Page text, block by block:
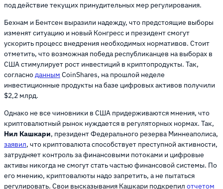
под действие текущих принудительных мер регулирования.
Бехнам и Бентсен выразили надежду, что предстоящие выборы
изменят ситуацию и новый Конгресс и президент смогут
ускорить процесс внедрения необходимых нормативов. Стоит
отметить, что возможная победа республиканцев на выборах в
США стимулирует рост инвестиций в криптопродукты. Так,
согласноданным CoinShares, на прошлой неделе
инвестиционные продукты на базе цифровых активов получили
$2,2 млрд.
Однако не все чиновники в США придерживаются мнения, что
криптовалютный рынок нуждается в регуляторных нормах. Так,
Нил Кашкари, президент Федерального резерва Миннеаполиса,
заявил, что криптовалюта способствует преступной активности,
затрудняет контроль за финансовыми потоками и цифровые
активы никогда не смогут стать частью финансовой системы. По
его мнению, криптовалюты надо запретить, а не пытаться
регулировать. Свои высказывания Кашкари подкрепил отчетом